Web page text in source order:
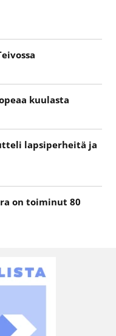
kuulasta
lapsiperheitä ja
on toiminut 80